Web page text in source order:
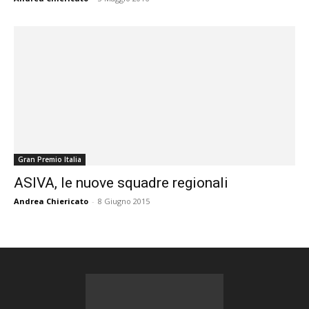
Gran Premio Italia
ASIVA, le nuove squadre regionali
Andrea Chiericato - 8 Giugno 2015